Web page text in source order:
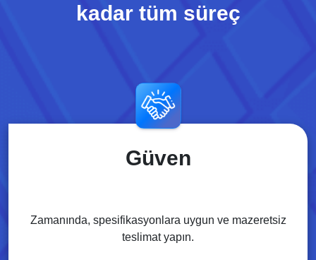
kadar tüm süreç
Güven
Zamanında, spesifikasyonlara uygun ve mazeretsiz
teslimat yapın.